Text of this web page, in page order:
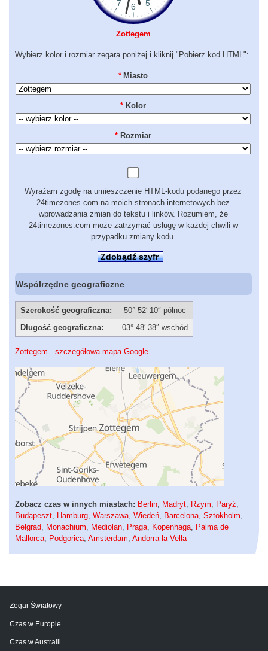
Zottegem
Wybierz kolor i rozmiar zegara poniżej i kliknij "Pobierz kod HTML":
* Miasto
* Kolor
* Rozmiar
Wyrażam zgodę na umieszczenie HTML-kodu podanego przez
24timezones.com na moich stronach internetowych bez
wprowadzania zmian do tekstu i linków. Rozumiem, że
24timezones.com może zatrzymać usługę w każdej chwili w
przypadku zmiany kodu.
Zdobądź szyfr
Współrzędne geograficzne
Szerokość geograficzna:
50° 52′ 10″ północ
Długość geograficzna:
03° 48′ 38″ wschód
Zottegem - szczegółowa mapa Google
Zobacz czas w innych miastach: Berlin Madryt Rzym Paryż
Budapeszt
Hamburg Warszawa Wiedeń Barcelona Sztokholm
Belgrad
Monachium Mediolan Praga Kopenhaga
Palma de
Mallorca
Podgorica Amsterdam Andorra la Vella
Zegar Światowy
Czas w Europie
Czas w Australii